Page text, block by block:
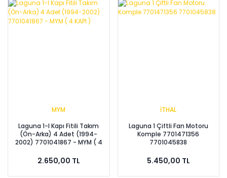
MYM
Laguna 1-I Kapı Fitili Takım
(Ön-Arka) 4 Adet (1994-
2002) 7701041867 - MYM ( 4
2.650,00 TL
İTHAL
Laguna 1 Çiftli Fan Motoru
Komple 7701471356
7701045838
5.450,00 TL